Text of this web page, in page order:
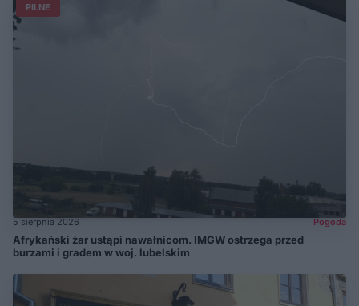
PILNE
5 sierpnia 2026 Pogoda
Afrykański żar ustąpi nawałnicom. IMGW ostrzega przed
burzami i gradem w woj. lubelskim